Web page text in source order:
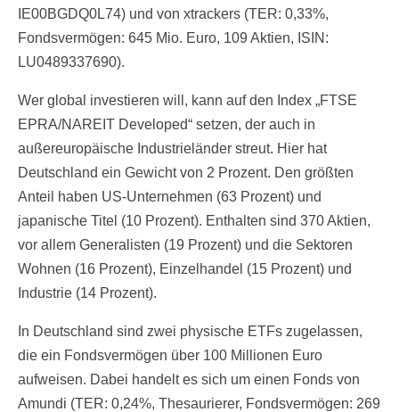
IE00BGDQ0L74) und von xtrackers (TER: 0,33%,
Fondsvermögen: 645 Mio. Euro, 109 Aktien, ISIN:
LU0489337690).
Wer global investieren will, kann auf den Index „FTSE
EPRA/NAREIT Developed“ setzen, der auch in
außereuropäische Industrieländer streut. Hier hat
Deutschland ein Gewicht von 2 Prozent. Den größten
Anteil haben US-Unternehmen (63 Prozent) und
japanische Titel (10 Prozent). Enthalten sind 370 Aktien,
vor allem Generalisten (19 Prozent) und die Sektoren
Wohnen (16 Prozent), Einzelhandel (15 Prozent) und
Industrie (14 Prozent).
In Deutschland sind zwei physische ETFs zugelassen,
die ein Fondsvermögen über 100 Millionen Euro
aufweisen. Dabei handelt es sich um einen Fonds von
Amundi (TER: 0,24%, Thesaurierer, Fondsvermögen: 269